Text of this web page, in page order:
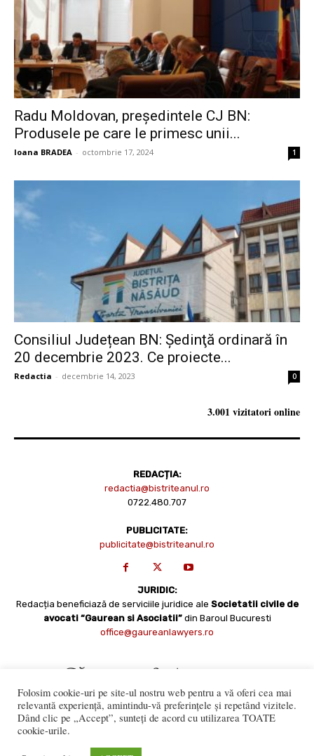
Radu Moldovan, președintele CJ BN:
Produsele pe care le primesc unii...
Ioana BRADEA - octombrie 17, 2024 1
Consiliul Județean BN: Ședinţă ordinară în
20 decembrie 2023. Ce proiecte...
Redactia - decembrie 14, 2023 0
3.001 vizitatori online
REDACȚIA:
redactia@bistriteanul.ro
0722.480.707
PUBLICITATE:
publicitate@bistriteanul.ro
JURIDIC:
Redacția beneficiază de serviciile juridice ale Societatii civile de
avocati “Gaurean si Asociatii” din Baroul Bucuresti
office@gaureanlawyers.ro
Folosim cookie-uri pe site-ul nostru web pentru a vă oferi cea mai
relevantă experiență, amintindu-vă preferințele și repetând vizitele.
Dând clic pe „Accept”, sunteți de acord cu utilizarea TOATE
cookie-urile.